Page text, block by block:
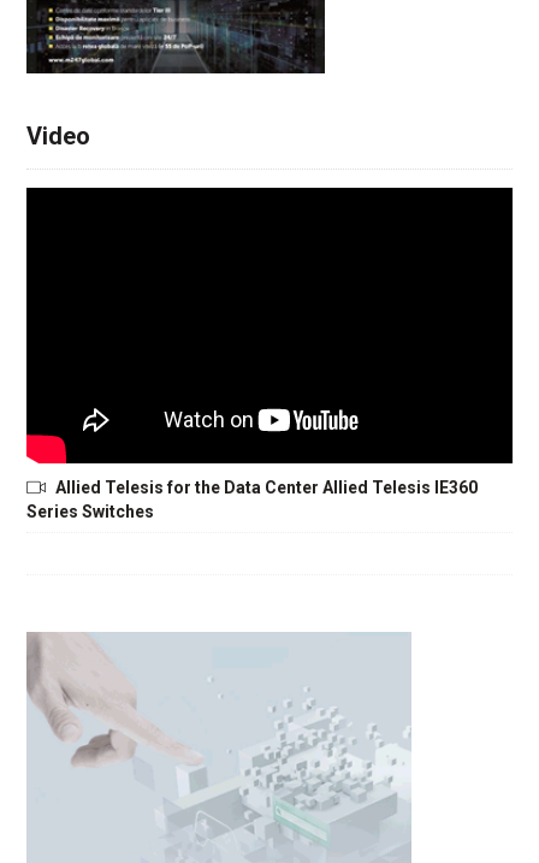
Video
Allied Telesis for the Data Center Allied Telesis IE360
Series Switches